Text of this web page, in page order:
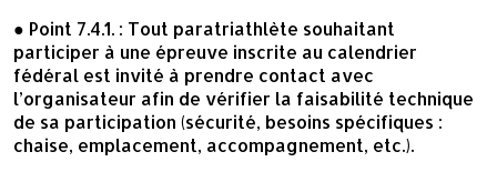
● Point 7.4.1. : Tout paratriathlète souhaitant
participer à une épreuve inscrite au calendrier
fédéral est invité à prendre contact avec
l’organisateur afin de vérifier la faisabilité technique
de sa participation (sécurité, besoins spécifiques :
chaise, emplacement, accompagnement, etc.).